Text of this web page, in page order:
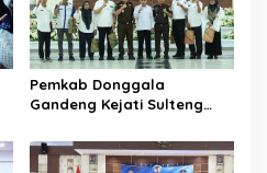
Pemkab Donggala
Gandeng Kejati Sulteng
Pengadaan Barang dan
Jasa